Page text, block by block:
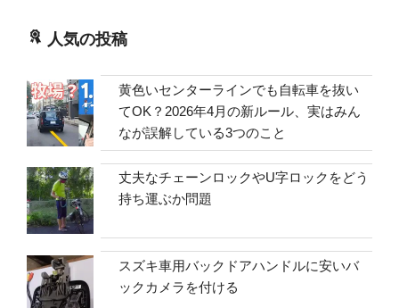
人気の投稿
黄色いセンターラインでも自転車を抜い
てOK？2026年4月の新ルール、実はみん
なが誤解している3つのこと
丈夫なチェーンロックやU字ロックをどう
持ち運ぶか問題
スズキ車用バックドアハンドルに安いバ
ックカメラを付ける